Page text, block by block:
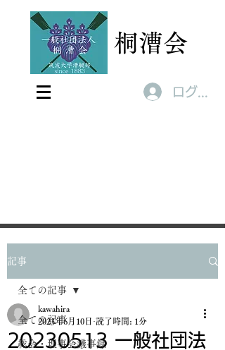
桐漕会
ログイン
記事
全ての記事
総会・理事会議事録
全ての記事
20230513 一般社団法
kawahira
2023年6月10日 読了時間: 1分